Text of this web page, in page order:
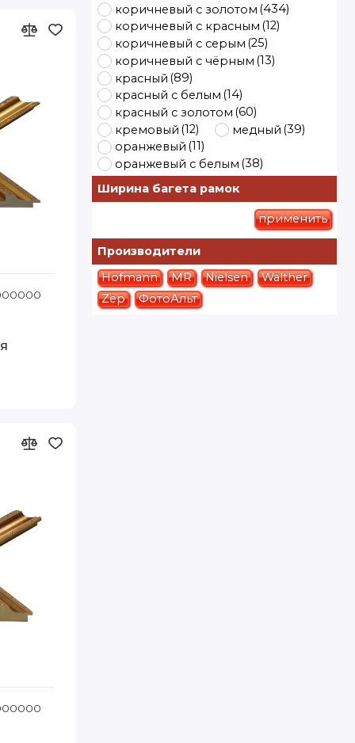
Код товара: 897-954 А3 Видека
коричневый с золотом (434)
коричневый с красным (12)
коричневый с серым (25)
коричневый с чёрным (13)
красный (89)
красный с белым (14)
красный с золотом (60)
кремовый (12) медный (39)
оранжевый (11)
оранжевый с белым (38)
розовый
(98)
розовый с белым
(13)
(12)
светло коричневый
светло серый(9)
светлое дерево(3)
серебро(440)
Ширина багета рамок
применить
Производители
Hofmann
MR Nielsen
Walther
Zep
ФотоАльт